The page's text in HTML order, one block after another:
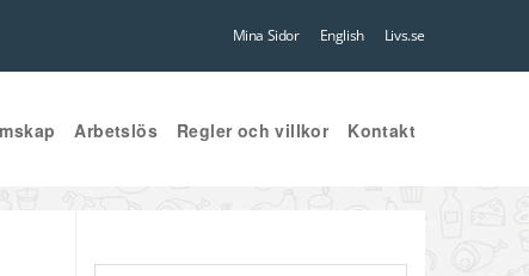
Mina Sidor English Livs.se
Arbetslös Regler och villkor Kontakt